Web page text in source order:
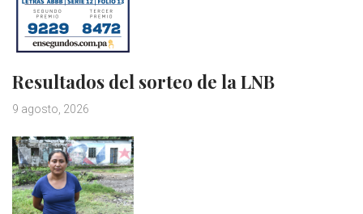
Resultados del sorteo de la LNB
9 agosto, 2026